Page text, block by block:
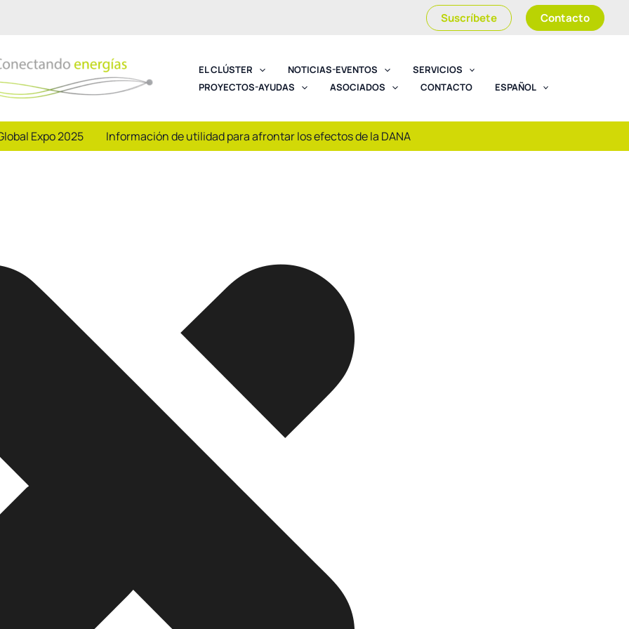
Suscríbete Contacto
EL CLÚSTER NOTICIAS-EVENTOS
SERVICIOS
PROYECTOS-AYUDAS
ASOCIADOS CONTACTO ESPAÑOL
Expo 2025 Información de utilidad para afrontar los efectos de la DANA